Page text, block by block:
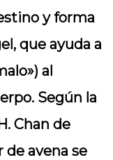
y forma
que ayuda a
al
Según la
Chan de
de avena se